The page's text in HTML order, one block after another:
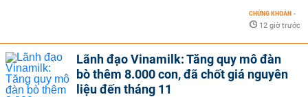
CHỨNG KHOÁN -
12 giờ trước
Lãnh đạo Vinamilk: Tăng quy mô đàn
bò thêm 8.000 con, đã chốt giá nguyên
liệu đến tháng 11